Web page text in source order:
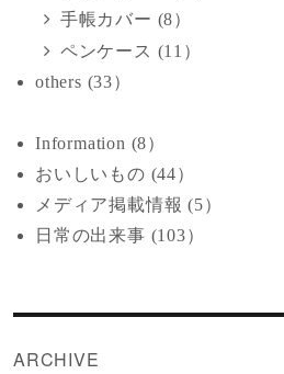
手帳カバー (8）
ペンケース (11）
others (33）
Information (8）
おいしいもの (44）
メディア掲載情報 (5）
日常の出来事 (103）
ARCHIVE